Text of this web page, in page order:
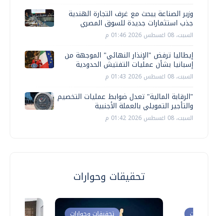
وزير الصناعة يبحث مع غرف التجارة الهندية
جذب استثمارات جديدة للسوق المصري
السبت، 08 اغسطس 2026 01:46 م
إيطاليا ترفض "الإنذار النهائي" الموجهة من
إسبانيا بشأن عمليات التفتيش الحدودية
السبت، 08 اغسطس 2026 01:43 م
"الرقابة المالية" تعدل ضوابط عمليات التخصيم
والتأجير التمويلي بالعملة الأجنبية
السبت، 08 اغسطس 2026 01:42 م
تحقيقات وحوارات